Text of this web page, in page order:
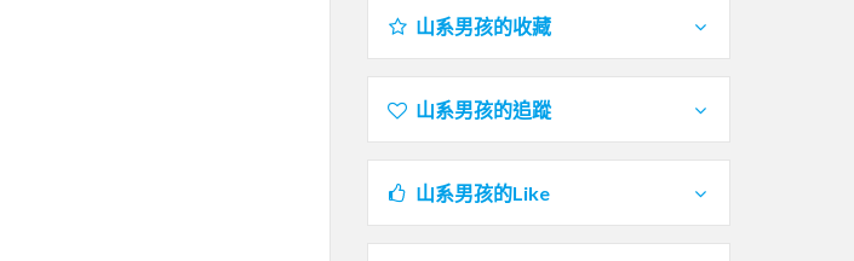
山系男孩的收藏
山系男孩的追蹤
山系男孩的Like